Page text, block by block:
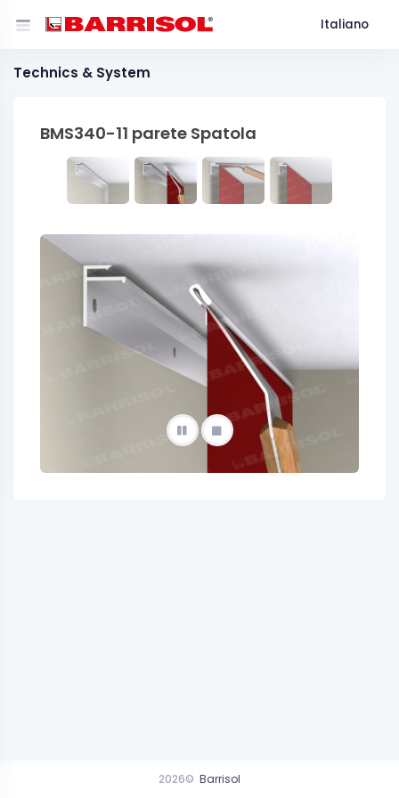
Italiano
Technics & System
BMS340-11 parete Spatola
2026© Barrisol